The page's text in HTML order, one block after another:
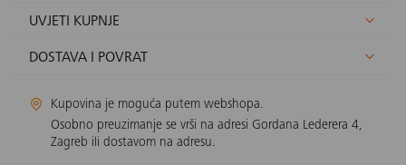
UVJETI KUPNJE
DOSTAVA I POVRAT
Kupovina je moguća putem webshopa.
Osobno preuzimanje se vrši na adresi Gordana Lederera 4,
Zagreb ili dostavom na adresu.